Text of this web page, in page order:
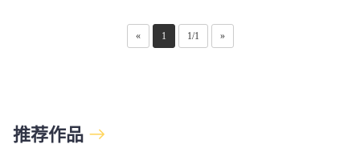
« 1 1/1 »
推荐作品